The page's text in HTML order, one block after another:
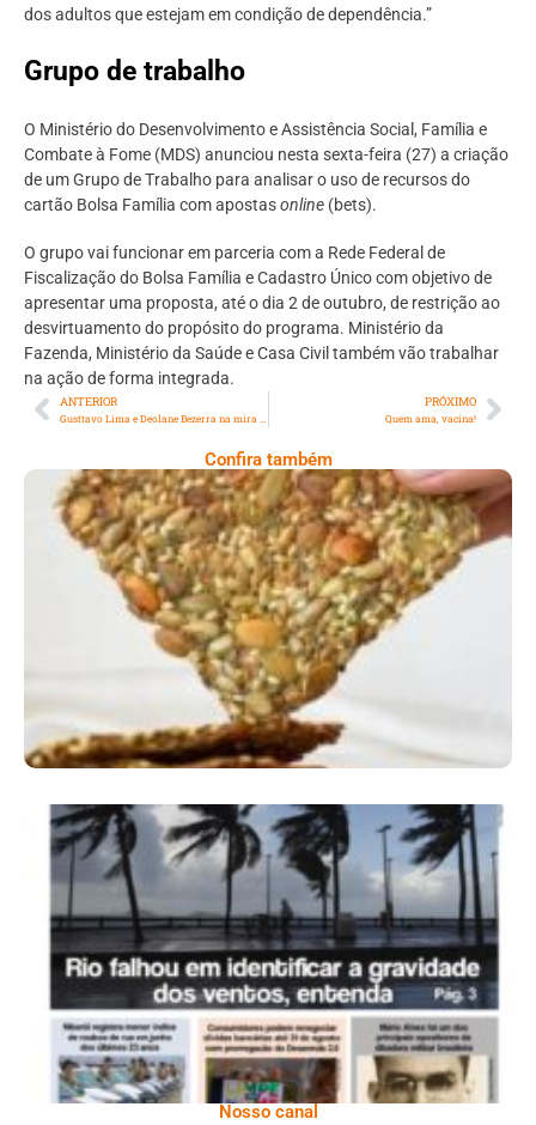
dos adultos que estejam em condição de dependência.”
Grupo de trabalho
O Ministério do Desenvolvimento e Assistência Social, Família e
Combate à Fome (MDS) anunciou nesta sexta-feira (27) a criação
de um Grupo de Trabalho para analisar o uso de recursos do
cartão Bolsa Família com apostasonline (bets).
O grupo vai funcionar em parceria com a Rede Federal de
Fiscalização do Bolsa Família e Cadastro Único com objetivo de
apresentar uma proposta, até o dia 2 de outubro, de restrição ao
desvirtuamento do propósito do programa. Ministério da
Fazenda, Ministério da Saúde e Casa Civil também vão trabalhar
na ação de forma integrada.
ANTERIOR
Gusttavo Lima e Deolane Bezerra na mira da polícia
PRÓXIMO
Quem ama, vacina!
Confira também
Comer Bem: Cracker De Sementes
Ano X – Número 366 01 A 07 De Agosto De
2026
Nosso canal